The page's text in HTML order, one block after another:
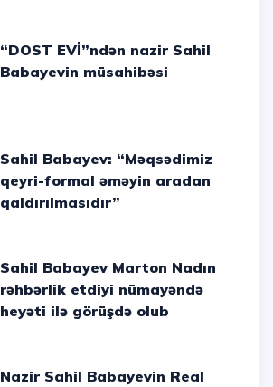
“DOST EVİ”ndən nazir Sahil
Babayevin müsahibəsi
Sahil Babayev: “Məqsədimiz
qeyri-formal əməyin aradan
qaldırılmasıdır”
Sahil Babayev Marton Nadın
rəhbərlik etdiyi nümayəndə
heyəti ilə görüşdə olub
Nazir Sahil Babayevin Real